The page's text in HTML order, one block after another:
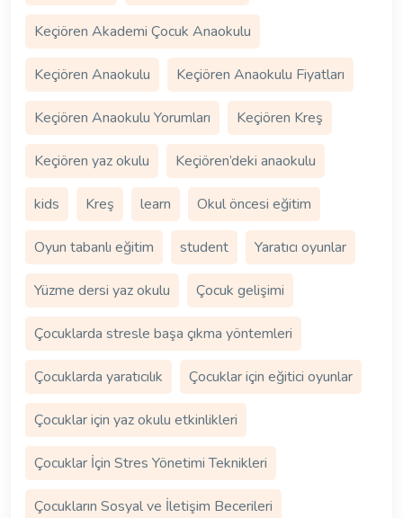
Keçiören Akademi Çocuk Anaokulu
Keçiören Anaokulu Keçiören Anaokulu Fiyatları
Keçiören Anaokulu Yorumları Keçiören Kreş
Keçiören yaz okulu Keçiören’deki anaokulu
kids Kreş learn Okul öncesi eğitim
Oyun tabanlı eğitim student Yaratıcı oyunlar
Yüzme dersi yaz okulu Çocuk gelişimi
Çocuklarda stresle başa çıkma yöntemleri
Çocuklarda yaratıcılık Çocuklar için eğitici oyunlar
Çocuklar için yaz okulu etkinlikleri
Çocuklar İçin Stres Yönetimi Teknikleri
Çocukların Sosyal ve İletişim Becerileri